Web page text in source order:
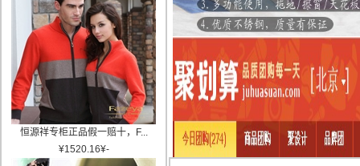
恒源祥专柜正品假一赔十，F...
¥1520.16¥-